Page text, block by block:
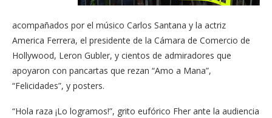
acompañados por el músico Carlos Santana y la actriz
America Ferrera, el presidente de la Cámara de Comercio de
Hollywood, Leron Gubler, y cientos de admiradores que
apoyaron con pancartas que rezan “Amo a Mana”,
“Felicidades”, y posters.
“Hola raza ¡Lo logramos!”, grito eufórico Fher ante la audiencia